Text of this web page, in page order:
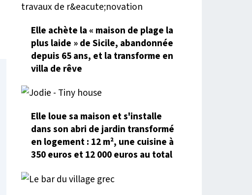
Elle achète la « maison de plage la
plus laide » de Sicile, abandonnée
depuis 65 ans, et la transforme en
villa de rêve
Elle loue sa maison et s'installe
dans son abri de jardin transformé
en logement : 12 m², une cuisine à
350 euros et 12 000 euros au total